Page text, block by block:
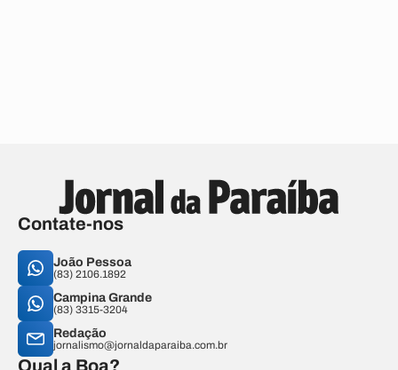
Contate-nos
João Pessoa
(83) 2106.1892
Campina Grande
(83) 3315-3204
Redação
jornalismo@jornaldaparaiba.com.br
Qual a Boa?